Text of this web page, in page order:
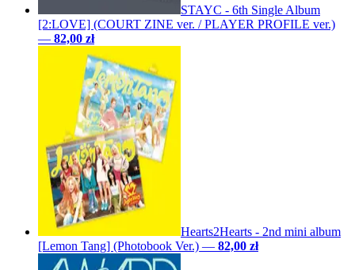
STAYC - 6th Single Album
[2:LOVE] (COURT ZINE ver. / PLAYER PROFILE ver.)
— 82,00 zł
Hearts2Hearts - 2nd mini album
[Lemon Tang] (Photobook Ver.) — 82,00 zł